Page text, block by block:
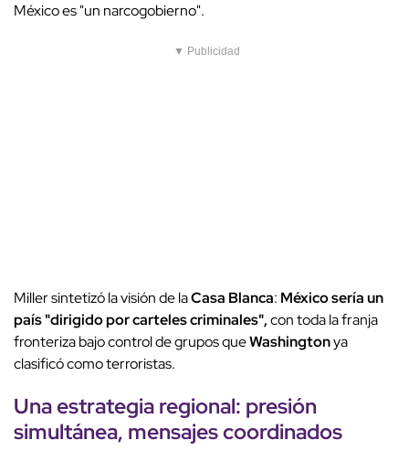
México es "un narcogobierno".
▼ Publicidad
Miller sintetizó la visión de laCasa Blanca: México sería un
país "dirigido por carteles criminales",con toda la franja
fronteriza bajo control de grupos queWashingtonya
clasificó como terroristas.
Una estrategia regional: presión
simultánea, mensajes coordinados